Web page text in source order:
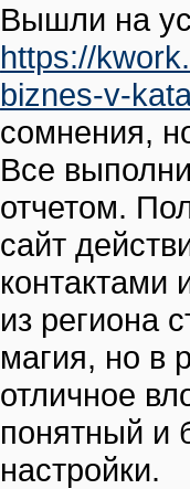
Вышли на
https://
biznes-v-
сомнения,
Все
отчетом.
сайт
контактами
из региона
магия, но в
отличное
понятный и
настройки.